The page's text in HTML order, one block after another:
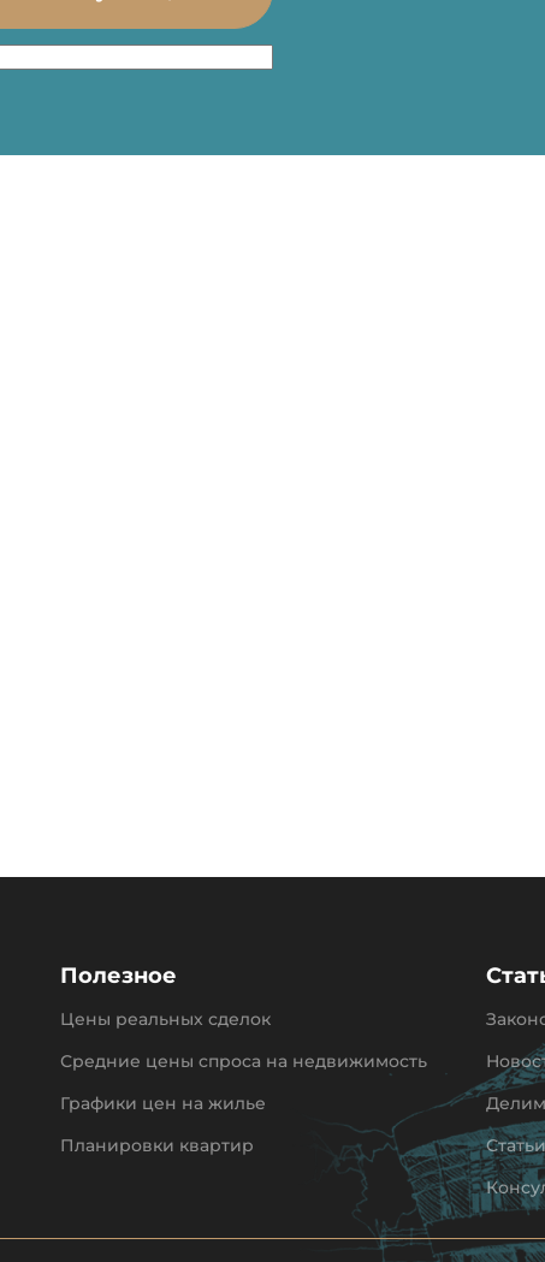
Полезное
Цены реальных сделок
Средние цены спроса на недвижимость
Графики цен на жилье
Планировки квартир